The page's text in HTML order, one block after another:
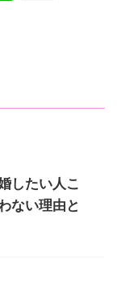
したい人こ
ない理由と